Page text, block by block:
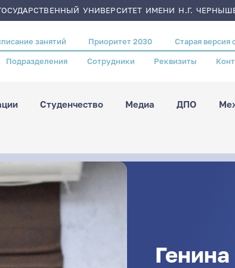
УНИВЕРСИТЕТ ИМЕНИ Н.Г.
занятий Приоритет 2030 Старая версия
Подразделения Сотрудники Реквизиты
Студенчество Медиа ДПО
Генина